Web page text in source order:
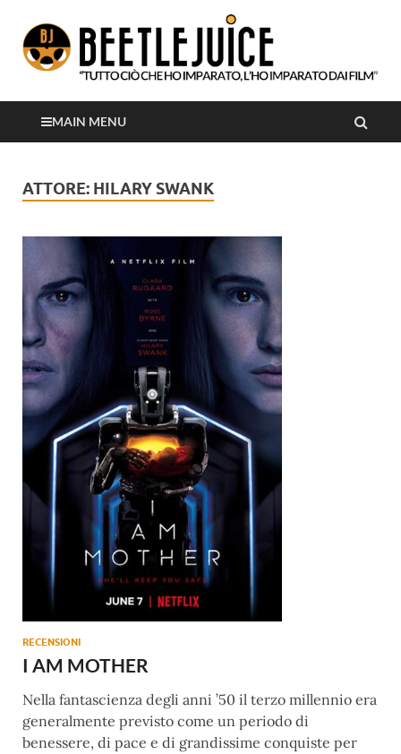
Beetlejuice
MAIN MENU
ATTORE: HILARY SWANK
RECENSIONI
I AM MOTHER
Nella fantascienza degli anni ’50 il terzo millennio era
generalmente previsto come un periodo di
benessere, di pace e di grandissime conquiste per